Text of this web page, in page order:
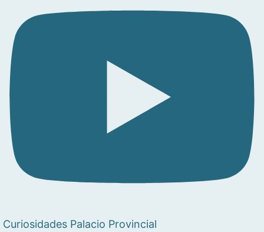
Curiosidades Palacio Provincial